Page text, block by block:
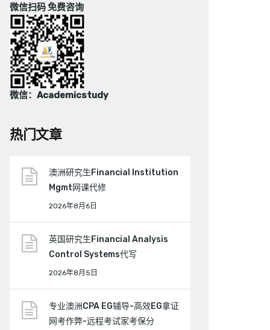
微信扫码 免费咨询
微信：Academicstudy
热门文章
澳洲研究生Financial Institution
Mgmt网课代修
2026年8月6日
英国研究生Financial Analysis
Control Systems代写
2026年8月5日
专业澳洲CPA EG辅导-高效EG拿证
网考作弊-远程考试家考保分